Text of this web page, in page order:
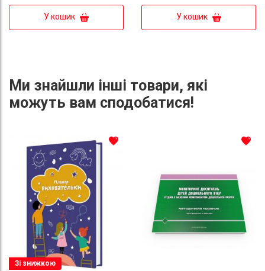
У кошик У кошик
Ми знайшли інші товари, які
можуть вам сподобатися!
Зі знижкою